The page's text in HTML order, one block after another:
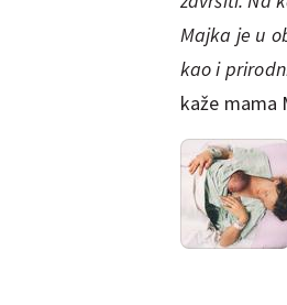
Majka je u
kao i
kaže mama